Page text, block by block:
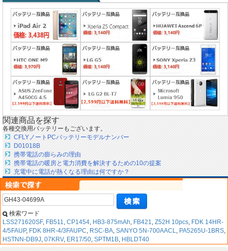
関連商品を探す
各種交換用バッテリーもございます。
CFLYノートPCバッテリーモデルナンバー
D01018B
携帯電話の膨らみの理由
携帯電話の暖房と電力消費を解決するための10の提案
充電中に電話が熱くなる理由は何ですか？
検索ワード
LSS271620SF, FB511, CP1454, HB3-875mAh, FB421, Z52H 10pcs, FDK 14HR-
4/5FAUP, FDK 8HR-4/3FAUPC, RSC-BA, SANYO 5N-700AACL, PA5265U-1BRS,
HSTNN-DB9J, 07KRV, ER17/50, SPTM1B, HBLDT40